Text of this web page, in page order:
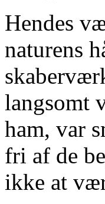
Hendes
naturens
langsomt
ham, var
fri af de
ikke at